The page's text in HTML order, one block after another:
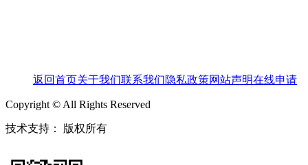
返回首页关于我们联系我们隐私政策网站声明在线申请
Copyright © All Rights Reserved
技术支持： 版权所有